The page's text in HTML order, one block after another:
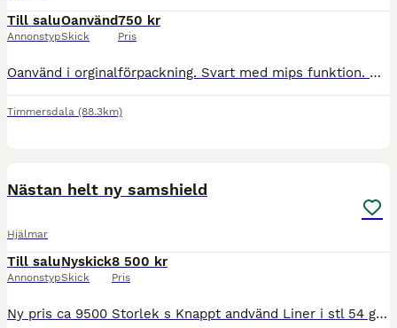
Till salu
Annonstyp
Oanvänd
Skick
750 kr
Pris
Oanvänd i orginalförpackning. Svart med mips funktion. Nypris över 1500. Kan skickas mot fraktkostnad. Ställbar i storlek.
Timmersdala (88.3km)
Nästan helt ny samshield
Hjälmar
Till salu
Annonstyp
Nyskick
Skick
8 500 kr
Pris
Ny pris ca 9500 Storlek s Knappt andvänd Liner i stl 54 går att köpa till om så önskas Aldrig avramlad med eller nuddat marken